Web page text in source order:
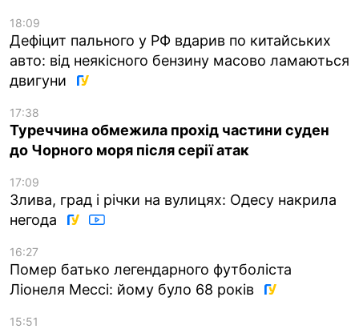
18:09
Дефіцит пального у РФ вдарив по китайських
авто: від неякісного бензину масово ламаються
двигуни
17:38
Туреччина обмежила прохід частини суден
до Чорного моря після серії атак
17:09
Злива, град і річки на вулицях: Одесу накрила
негода
16:27
Помер батько легендарного футболіста
Ліонеля Мессі: йому було 68 років
15:51